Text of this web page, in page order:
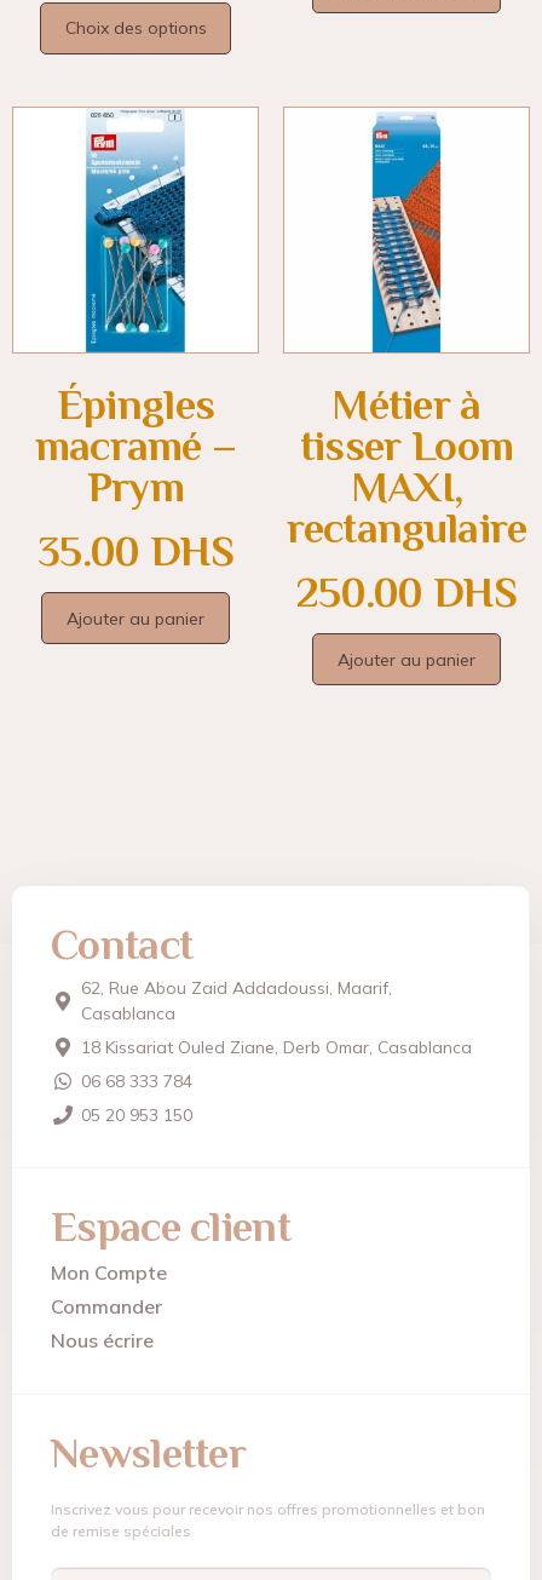
Choix des options
Épingles
macramé –
Prym
35.00 DHS
Ajouter au panier
Métier à
tisser Loom
MAXI,
rectangulaire
250.00 DHS
Ajouter au panier
Contact
62, Rue Abou Zaid Addadoussi, Maarif,
Casablanca
18 Kissariat Ouled Ziane, Derb Omar, Casablanca
06 68 333 784
05 20 953 150
Espace client
Mon Compte
Commander
Nous écrire
Newsletter
Inscrivez vous pour recevoir nos offres promotionnelles et bon
de remise spéciales